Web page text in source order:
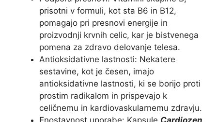
prisotni v formuli, kot sta B6 in B12,
pomagajo pri presnovi energije in
proizvodnji krvnih celic, kar je bistvenega
pomena za zdravo delovanje telesa.
Antioksidativne lastnosti: Nekatere
sestavine, kot je česen, imajo
antioksidativne lastnosti, ki se borijo proti
prostim radikalom in prispevajo k
celičnemu in kardiovaskularnemu zdravju.
Enostavnost uporabe: Kapsule Cardiozen